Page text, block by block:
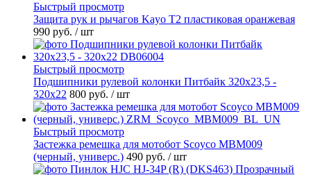
Быстрый просмотр
Защита рук и рычагов Kayo T2 пластиковая оранжевая
990 руб. / шт
Быстрый просмотр
Подшипники рулевой колонки Питбайк 320x23,5 -
320x22 800 руб. / шт
Быстрый просмотр
Застежка ремешка для мотобот Scoyco MBM009
(черный, универс.) 490 руб. / шт